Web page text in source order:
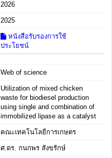
2026
2025
หนังสือรับรองการใช้
ประโยชน์
Web of science
Utilization of mixed chicken
waste for biodiesel production
using single and combination of
immobilized lipase as a catalyst
คณะเทคโนโลยีการเกษตร
ศ.ดร. กนกพร สังขรักษ์